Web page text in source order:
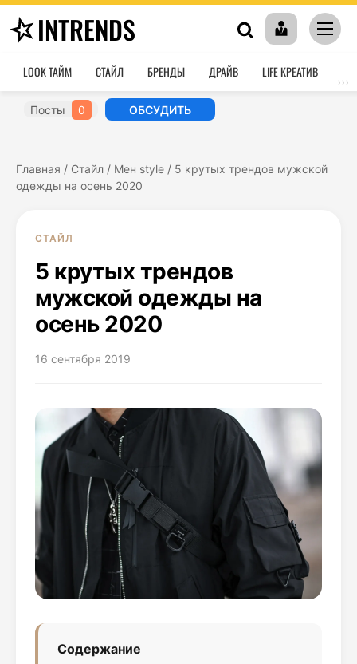
INTRENDS
LOOK ТАЙМ СТАЙЛ БРЕНДЫ ДРАЙВ LIFE КРЕАТИВ
›››
Посты 0 ОБСУДИТЬ
Главная / Стайл / Мен style / 5 крутых трендов мужской
одежды на осень 2020
СТАЙЛ
5 крутых трендов
мужской одежды на
осень 2020
16 сентября 2019
Содержание